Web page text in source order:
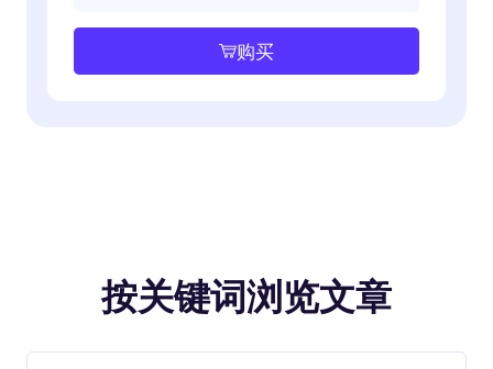
购买
按关键词浏览文章